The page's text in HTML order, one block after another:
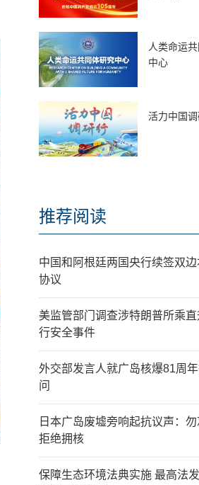
人类命运
中心
活力中国
推荐阅读
中国和阿根廷两国央行续签双
协议
美监管部门调查涉特朗普所乘
行安全事件
外交部发言人就广岛核爆81周
问
日本广岛废墟旁响起抗议声：
拒绝拥核
保障生态环境法典实施 最高法